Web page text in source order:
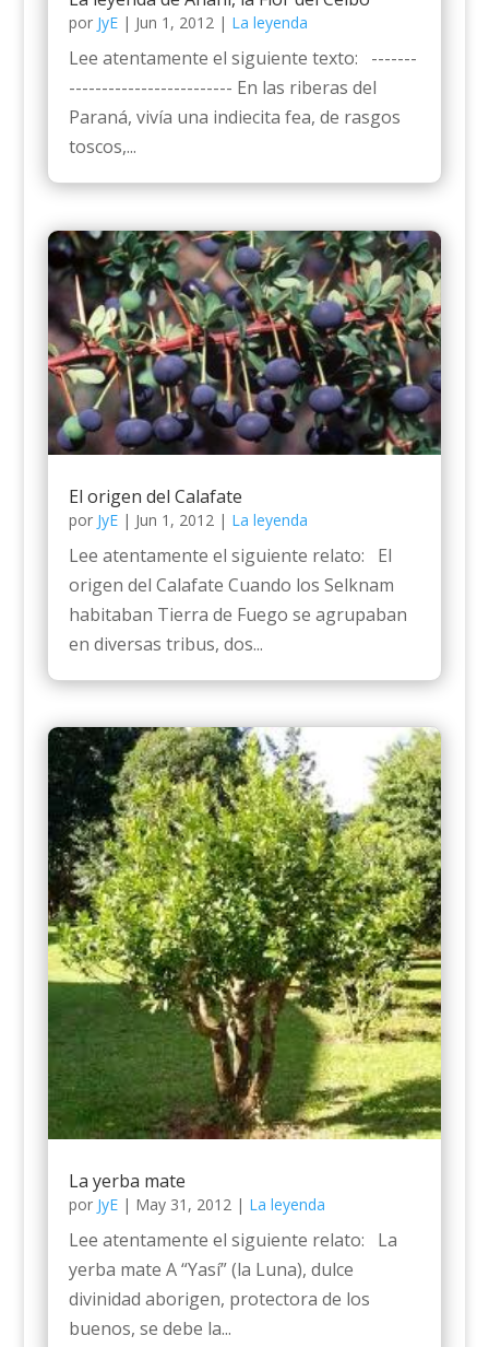
por JyE| Jun 1, 2012| La leyenda
Lee atentamente el siguiente texto: -------
------------------------- En las riberas del
Paraná, vivía una indiecita fea, de rasgos
toscos,...
El origen del Calafate
por JyE| Jun 1, 2012 | La leyenda
Lee atentamente el siguiente relato: El
origen del Calafate Cuando los Selknam
habitaban Tierra de Fuego se agrupaban
en diversas tribus, dos...
La yerba mate
por JyE| May 31, 2012| La leyenda
Lee atentamente el siguiente relato: La
yerba mate A “Yasí” (la Luna), dulce
divinidad aborigen, protectora de los
buenos, se debe la...